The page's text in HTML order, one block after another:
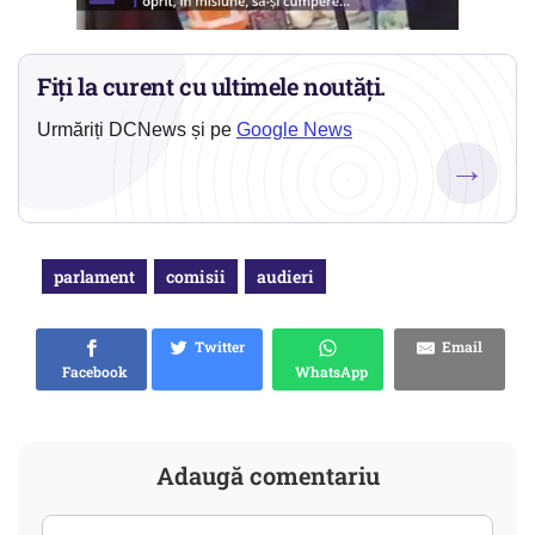
Fiți la curent cu ultimele noutăți.
Urmăriți DCNews și pe Google News
→
parlament comisii audieri
Facebook
Twitter
WhatsApp
Email
Adaugă comentariu